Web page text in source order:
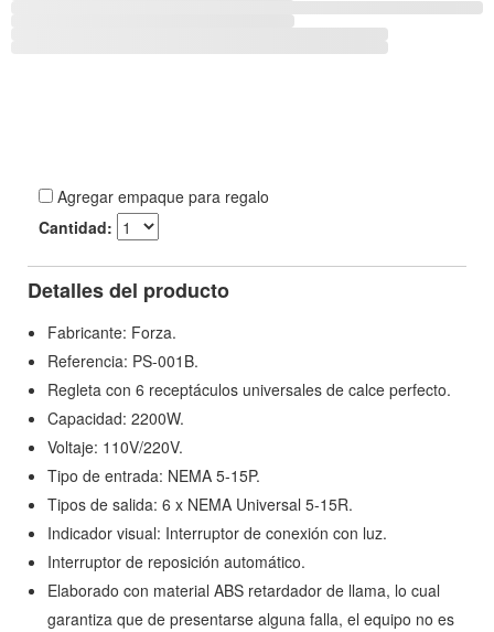
Agregar empaque para regalo
Cantidad:
Detalles del producto
Fabricante: Forza.
Referencia: PS-001B.
Regleta con 6 receptáculos universales de calce perfecto.
Capacidad: 2200W.
Voltaje: 110V/220V.
Tipo de entrada: NEMA 5-15P.
Tipos de salida: 6 x NEMA Universal 5-15R.
Indicador visual: Interruptor de conexión con luz.
Interruptor de reposición automático.
Elaborado con material ABS retardador de llama, lo cual
garantiza que de presentarse alguna falla, el equipo no es